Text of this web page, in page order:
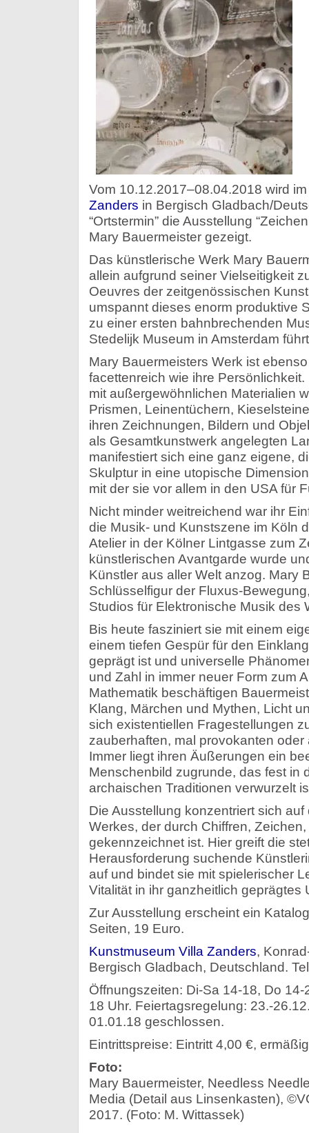
Vom 10.12.2017–08.04.2018 wird
Zanders in Bergisch Gladbach/
“Ortstermin” die Ausstellung
Mary Bauermeister gezeigt.
Das künstlerische Werk Mary
allein aufgrund seiner Vielseitigkeit
Oeuvres der zeitgenössischen
umspannt dieses enorm produktive
zu einer ersten bahnbrechenden
Stedelijk Museum in Amsterdam
Mary Bauermeisters Werk ist
facettenreich wie ihre
mit außergewöhnlichen Materialien
Prismen, Leinentüchern,
ihren Zeichnungen, Bildern und
als Gesamtkunstwerk angelegten
manifestiert sich eine ganz eigene,
Skulptur in eine utopische
mit der sie vor allem in den USA für
Nicht minder weitreichend war ihr
die Musik- und Kunstszene im Köln
Atelier in der Kölner Lintgasse zum
künstlerischen Avantgarde wurde
Künstler aus aller Welt anzog. Mary
Schlüsselfigur der Fluxus-
Studios für Elektronische Musik des
Bis heute fasziniert sie mit einem
einem tiefen Gespür für den
geprägt ist und universelle
und Zahl in immer neuer Form zum
Mathematik beschäftigen
Klang, Märchen und Mythen, Licht
sich existentiellen Fragestellungen
zauberhaften, mal provokanten oder
Immer liegt ihren Äußerungen ein
Menschenbild zugrunde, das fest in
archaischen Traditionen verwurzelt
Die Ausstellung konzentriert sich
Werkes, der durch Chiffren,
gekennzeichnet ist. Hier greift die
Herausforderung suchende
auf und bindet sie mit spielerischer
Vitalität in ihr ganzheitlich geprägtes
Zur Ausstellung erscheint ein
Seiten, 19 Euro.
Kunstmuseum Villa Zanders,
Bergisch Gladbach, Deutschland.
Öffnungszeiten: Di-Sa 14-18, Do
18 Uhr. Feiertagsregelung: 23.-
01.01.18 geschlossen.
Eintrittspreise: Eintritt 4,00 €,
Foto:
Mary Bauermeister, Needless
Media (Detail aus Linsenkasten),
2017. (Foto: M. Wittassek)